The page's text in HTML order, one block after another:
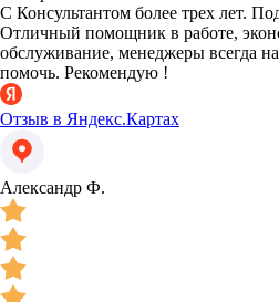
С Консультантом более трех лет.
Отличный помощник в работе,
обслуживание, менеджеры всегда
помочь. Рекомендую !
Отзыв в Яндекс.Картах
Александр Ф.